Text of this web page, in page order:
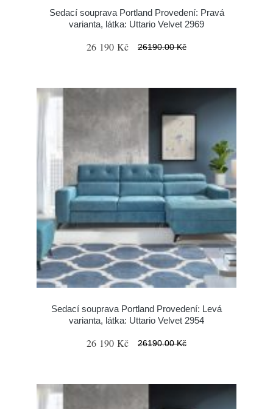
Sedací souprava Portland Provedení: Pravá
varianta, látka: Uttario Velvet 2969
26 190 Kč 26190.00 Kč
Sedací souprava Portland Provedení: Levá
varianta, látka: Uttario Velvet 2954
26 190 Kč 26190.00 Kč